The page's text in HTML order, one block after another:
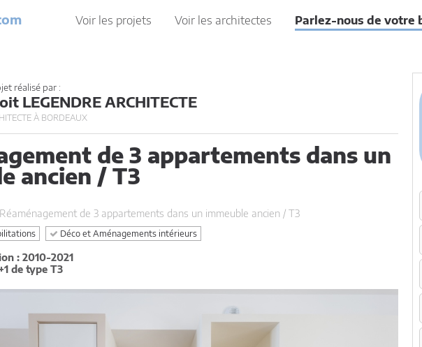
Voir les projets Voir les architectes Parlez-nous de votre
réalisé par :
LEGENDRE ARCHITECTE
À BORDEAUX
de 3 appartements dans un
ancien / T3
Réaménagement de 3 appartements dans un immeuble ancien / T3
Déco et Aménagements intérieurs
: 2010-2021
de type T3